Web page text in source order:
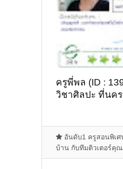
ครูพี่พล (ID :
วิชาศิลปะ ที่นค
อันดับ1 ครูสอนพิเศ
บ้าน กับทีมติวเตอร์คุ